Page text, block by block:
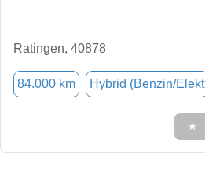
Ratingen, 40878
84.000 km Hybrid (Benzin/Elekt
★